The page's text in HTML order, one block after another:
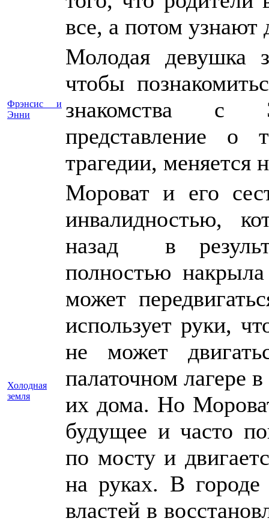
все, а потом узнают
Фрэнсис и
Энни
Молодая девушка
чтобы
знакомства с
представление
трагедии, меняется
Холодная
земля
Мороват и его
инвалидностью,
назад в
полностью
может
использует руки,
не может
палаточном лагере
их дома. Но
будущее и часто
по мосту и
на руках. В
властей в